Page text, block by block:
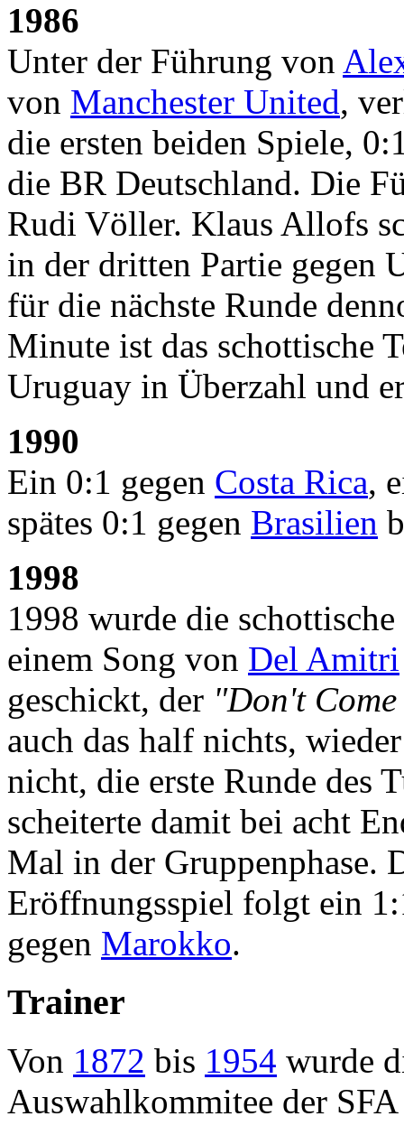
1986
Unter der Führung von
von Manchester United,
die ersten beiden Spiele,
die BR Deutschland. Die
Rudi Völler. Klaus Allofs
in der dritten Partie gegen
für die nächste Runde
Minute ist das schottische
Uruguay in Überzahl und
1990
Ein 0:1 gegen Costa Rica,
spätes 0:1 gegen Brasilien
1998
1998 wurde die
einem Song von Del Amitri
geschickt, der "Don't
auch das half nichts,
nicht, die erste Runde des
scheiterte damit bei acht
Mal in der Gruppenphase.
Eröffnungsspiel folgt ein
gegen Marokko.
Trainer
Von 1872 bis 1954 wurde
Auswahlkommitee der